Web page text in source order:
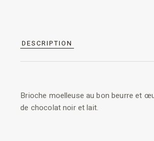
DESCRIPTION
Brioche moelleuse au bon beurre et
de chocolat noir et lait.